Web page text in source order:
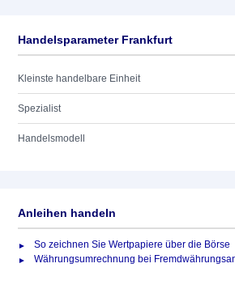
Handelsparameter Frankfurt
Kleinste handelbare Einheit
Spezialist
Handelsmodell
Anleihen handeln
So zeichnen Sie Wertpapiere über die Börse
Währungsumrechnung bei